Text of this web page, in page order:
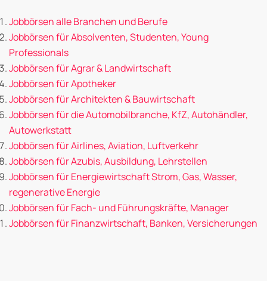
Jobbörsen alle Branchen und Berufe
Jobbörsen für Absolventen, Studenten, Young
Professionals
Jobbörsen für Agrar & Landwirtschaft
Jobbörsen für Apotheker
Jobbörsen für Architekten & Bauwirtschaft
Jobbörsen für die Automobilbranche, KfZ, Autohändler,
Autowerkstatt
Jobbörsen für Airlines, Aviation, Luftverkehr
Jobbörsen für Azubis, Ausbildung, Lehrstellen
Jobbörsen für Energiewirtschaft Strom, Gas, Wasser,
regenerative Energie
Jobbörsen für Fach- und Führungskräfte, Manager
Jobbörsen für Finanzwirtschaft, Banken, Versicherungen